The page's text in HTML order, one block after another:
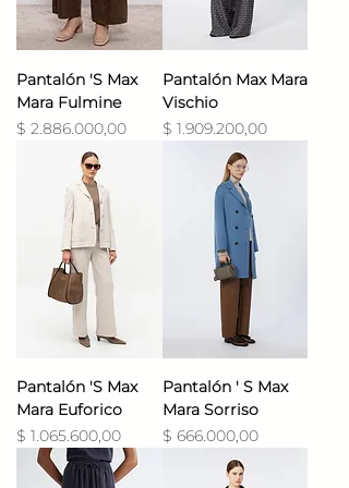
Pantalón 'S Max
Mara Fulmine
Precio
$ 2.886.000,00
Pantalón Max Mara
Vischio
Precio
$ 1.909.200,00
Pantalón 'S Max
Mara Euforico
Precio
$ 1.065.600,00
Pantalón ' S Max
Mara Sorriso
Precio
$ 666.000,00